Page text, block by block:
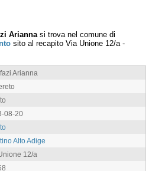
Ariannasi trova nel comune di
sito al recapito Via Unione 12/a-
Arianna
08-20
Alto Adige
12/a